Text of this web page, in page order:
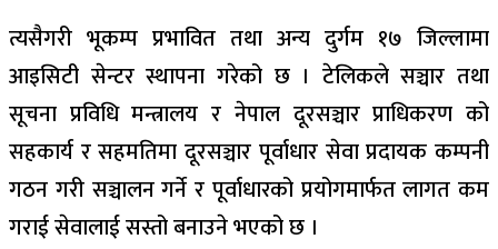
त्यसैगरी भूकम्प प्रभावित तथा अन्य दुर्गम १७ जिल्लामा
आइसिटी सेन्टर स्थापना गरेको छ । टेलिकले सञ्चार तथा
सूचना प्रविधि मन्त्रालय र नेपाल दूरसञ्चार प्राधिकरण को
सहकार्य र सहमतिमा दूरसञ्चार पूर्वाधार सेवा प्रदायक कम्पनी
गठन गरी सञ्चालन गर्ने र पूर्वाधारको प्रयोगमार्फत लागत कम
गराई सेवालाई सस्तो बनाउने भएको छ ।